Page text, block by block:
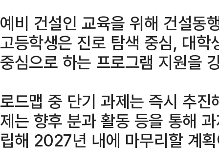
예비 건설인 교육을 위해 건설동
고등학생은 진로 탐색 중심, 대
중심으로 하는 프로그램 지원을
로드맵 중 단기 과제는 즉시 추
제는 향후 분과 활동 등을 통해
립해 2027년 내에 마무리할 계